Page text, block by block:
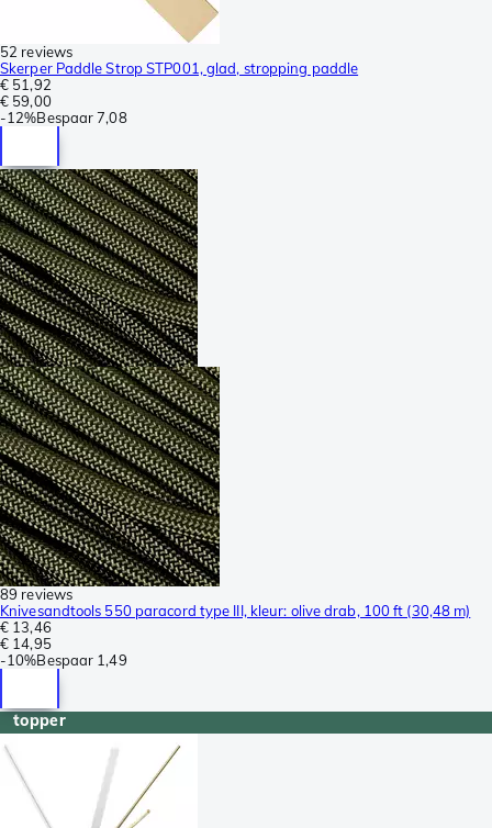
52 reviews
Skerper Paddle Strop STP001, glad, stropping paddle
€ 51,92
€ 59,00
-12%Bespaar 7,08
89 reviews
Knivesandtools 550 paracord type III, kleur: olive drab, 100 ft (30,48 m)
€ 13,46
€ 14,95
-10%Bespaar 1,49
topper